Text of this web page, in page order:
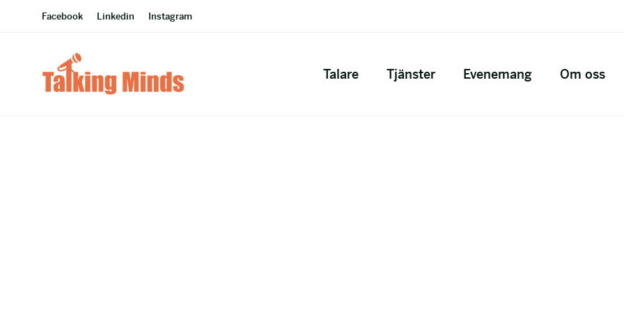
Facebook Linkedin Instagram
Talare Tjänster Evenemang Om oss